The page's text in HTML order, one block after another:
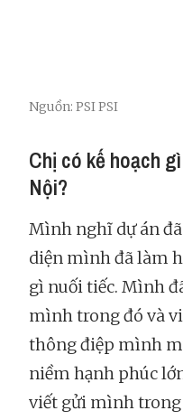
Nguồn: PSI PSI
Chị có kế hoạch
Nội?
Mình nghĩ dự án
diện mình đã làm
gì nuối tiếc. Mình
mình trong đó và
thông điệp mình
niềm hạnh phúc
viết gửi mình